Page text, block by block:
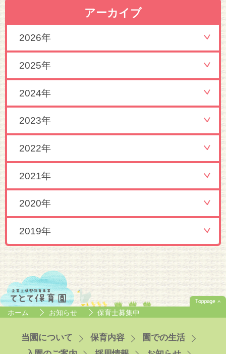
アーカイブ
2026年
2025年
2024年
2023年
2022年
2021年
2020年
2019年
ホーム お知らせ 保育士募集中
当園について 保育内容
園での生活